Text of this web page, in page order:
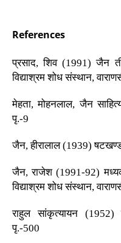
References
प्रसाद, शिव (1991) जैन
विद्याश्रम शोध संस्थान,
मेहता, मोहनलाल, जैन
पृ.-9
जैन, हीरालाल (1939)
जैन, राजेश (1991-92)
विद्याश्रम शोध संस्थान,
राहुल सांकृत्यायन (1952)
पृ.-500